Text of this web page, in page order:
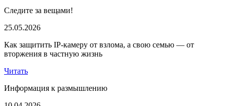
Следите за вещами!
25.05.2026
Как защитить IP-камеру от взлома, а свою семью — от
вторжения в частную жизнь
Читать
Информация к размышлению